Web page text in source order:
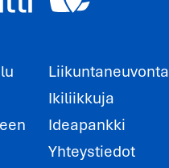
Liikuntaneuvonta
Ikiliikkuja
Ideapankki
Yhteystiedot